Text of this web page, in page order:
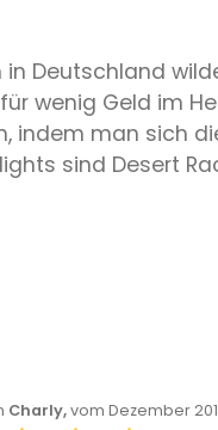
in Deutschland
wenig Geld im
indem man sich
sind Desert
Charly,vom Dezember